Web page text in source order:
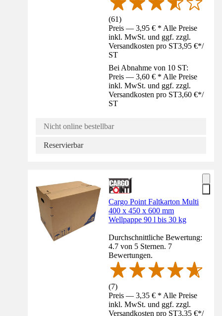
(61)
Preis — 3,95 € * Alle Preise
inkl. MwSt. und ggf. zzgl.
Versandkosten pro ST3,95 €*/
ST
Bei Abnahme von 10 ST:
Preis — 3,60 € * Alle Preise
inkl. MwSt. und ggf. zzgl.
Versandkosten pro ST3,60 €*/
ST
Nicht online bestellbar
Reservierbar
Cargo Point Faltkarton Multi
400 x 450 x 600 mm
Wellpappe 90 l bis 30 kg
Durchschnittliche Bewertung:
4.7 von 5 Sternen. 7
Bewertungen.
(7)
Preis — 3,35 € * Alle Preise
inkl. MwSt. und ggf. zzgl.
Versandkosten pro ST3,35 €*/